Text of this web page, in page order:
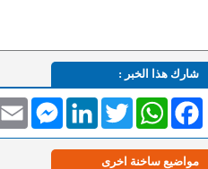
شارك هذا الخبر :
Email
MessengerLinkedInTwitterWhatsAppFacebook
مواضيع ساخنة اخرى